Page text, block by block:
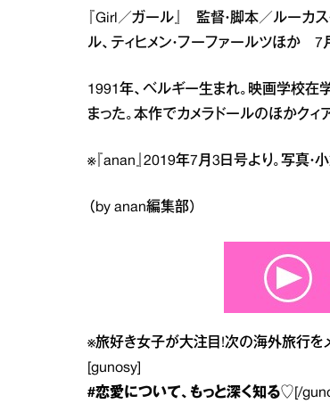
『Girl／ガール』 監督・脚本／ルーカス
ル、ティヒメン・フーファールツほか
1991年、ベルギー生まれ。映画学校
まった。本作でカメラドールのほかクィ
※『anan』2019年7月3日号より。写真
（by anan編集部）
※旅好き女子が大注目!次の海外旅行を
[gunosy]
#恋愛について、もっと深く知る♡ [/